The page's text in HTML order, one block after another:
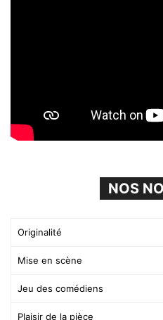
NOS
Originalité
Mise en scène
Jeu des comédiens
Plaisir de la pièce